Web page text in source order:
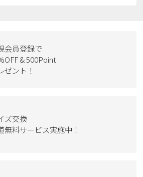
ズ
会員登録で
& 500Point
ゼント！
ズ交換
無料サービス実施中！